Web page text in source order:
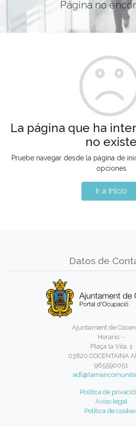
Página no
La página que ha
no existe
Pruebe navegar desde la página de
opciones
Ir a Inicio
Datos de
Ajuntament de
Horario: -
Plaça la Vila, 1
03820 COCENTAINA
965590051
Política de
Aviso legal
Política de